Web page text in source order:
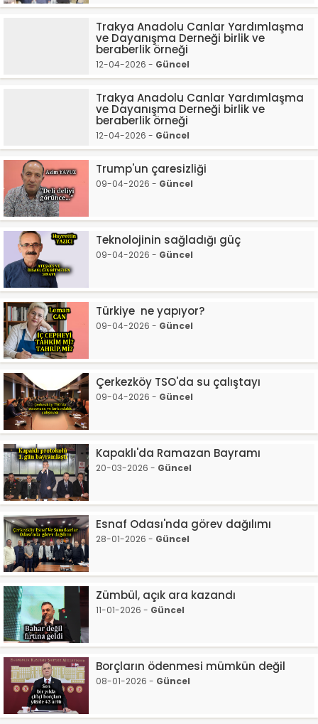
Trakya Anadolu Canlar Yardımlaşma
ve Dayanışma Derneği birlik ve
beraberlik örneği
12-04-2026 - Güncel
Trakya Anadolu Canlar Yardımlaşma
ve Dayanışma Derneği birlik ve
beraberlik örneği
12-04-2026 - Güncel
Trump'un çaresizliği
09-04-2026 - Güncel
Teknolojinin sağladığı güç
09-04-2026 - Güncel
Türkiye ne yapıyor?
09-04-2026 - Güncel
Çerkezköy TSO'da su çalıştayı
09-04-2026 - Güncel
Kapaklı'da Ramazan Bayramı
20-03-2026 - Güncel
Esnaf Odası'nda görev dağılımı
28-01-2026 - Güncel
Zümbül, açık ara kazandı
11-01-2026 - Güncel
Borçların ödenmesi mümkün değil
08-01-2026 - Güncel